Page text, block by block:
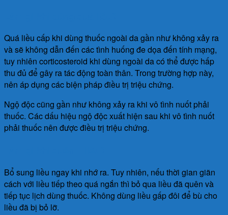
Quá liều cấp khi dùng thuốc ngoài da gần như không xảy ra
và sẽ không dẫn đến các tình huống đe dọa đến tính mạng,
tuy nhiên corticosteroid khi dùng ngoài da có thể được hấp
thu đủ để gây ra tác động toàn thân. Trong trường hợp này,
nên áp dụng các biện pháp điều trị triệu chứng.
Ngộ độc cũng gần như không xảy ra khi vô tình nuốt phải
thuốc. Các dấu hiệu ngộ độc xuất hiện sau khi vô tình nuốt
phải thuốc nên được điều trị triệu chứng.
Bổ sung liều ngay khi nhớ ra. Tuy nhiên, nếu thời gian giãn
cách với liều tiếp theo quá ngắn thì bỏ qua liều đã quên và
tiếp tục lịch dùng thuốc. Không dùng liều gấp đôi để bù cho
liều đã bị bỏ lỡ.